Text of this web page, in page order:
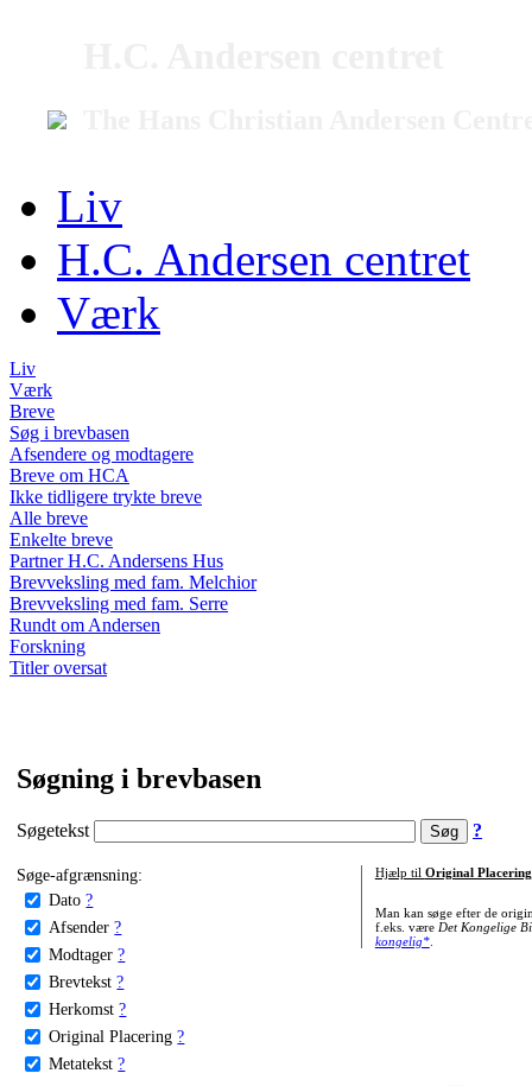
Liv
H.C. Andersen centret
Værk
Liv
Værk
Breve
Søg i brevbasen
Afsendere og modtagere
Breve om HCA
Ikke tidligere trykte breve
Alle breve
Enkelte breve
Partner H.C. Andersens Hus
Brevveksling med fam. Melchior
Brevveksling med fam. Serre
Rundt om Andersen
Forskning
Titler oversat
Søgning i brevbasen
Søgetekst ?
Søge-afgrænsning:
Dato ?
Afsender ?
Modtager ?
Brevtekst ?
Herkomst ?
Original Placering ?
Metatekst ?
Hjælp til Original Placering
Man kan søge efter de
f.eks. være Det Kongelige
kongelig*.